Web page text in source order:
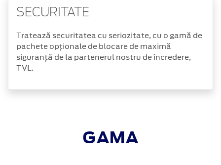
SECURITATE
Tratează securitatea cu seriozitate, cu o gamă de
pachete opționale de blocare de maximă
siguranță de la partenerul nostru de încredere,
TVL.
GAMA